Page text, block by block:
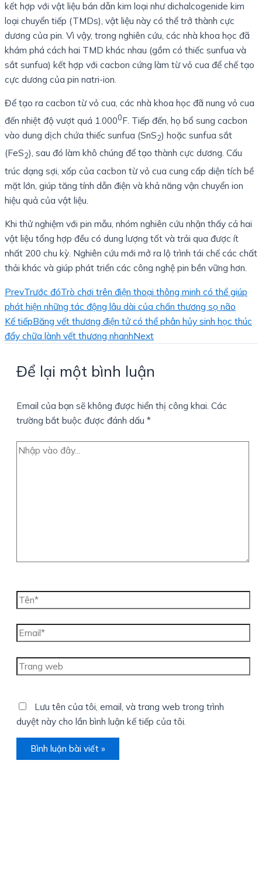
kết hợp với vật liệu bán dẫn kim loại như dichalcogenide kim
loại chuyển tiếp (TMDs), vật liệu này có thể trở thành cực
dương của pin. Vì vậy, trong nghiên cứu, các nhà khoa học đã
khám phá cách hai TMD khác nhau (gồm có thiếc sunfua và
sắt sunfua) kết hợp với cacbon cứng làm từ vỏ cua để chế tạo
cực dương của pin natri-ion.
Để tạo ra cacbon từ vỏ cua, các nhà khoa học đã nung vỏ cua
đến nhiệt độ vượt quá 1.0000F. Tiếp đến, họ bổ sung cacbon
vào dung dịch chứa thiếc sunfua (SnS2) hoặc sunfua sắt
(FeS2), sau đó làm khô chúng để tạo thành cực dương. Cấu
trúc dạng sợi, xốp của cacbon từ vỏ cua cung cấp diện tích bề
mặt lớn, giúp tăng tính dẫn điện và khả năng vận chuyển ion
hiệu quả của vật liệu.
Khi thử nghiệm với pin mẫu, nhóm nghiên cứu nhận thấy cả hai
vật liệu tổng hợp đều có dung lượng tốt và trải qua được ít
nhất 200 chu kỳ. Nghiên cứu mới mở ra lộ trình tái chế các chất
thải khác và giúp phát triển các công nghệ pin bền vững hơn.
PrevTrước đóTrò chơi trên điện thoại thông minh có thể giúp
phát hiện những tác động lâu dài của chấn thương sọ não
Kế tiếpBăng vết thương điện tử có thể phân hủy sinh học thúc
đẩy chữa lành vết thương nhanhNext
Để lại một bình luận
Email của bạn sẽ không được hiển thị công khai. Các
trường bắt buộc được đánh dấu *
Nhập
Tên*
Email*
Trang
web
Lưu tên của tôi, email, và trang web trong trình
duyệt này cho lần bình luận kế tiếp của tôi.